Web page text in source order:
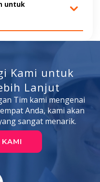
untuk
Kami untuk
Lanjut
Tim kami mengenai
Anda, kami akan
sangat menarik.